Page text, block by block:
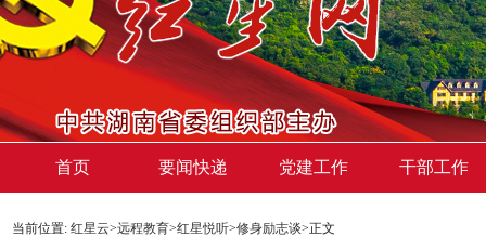
首页 要闻快递 党建工作 干部工作
当前位置: 红星云>远程教育>红星悦听>修身励志谈>正文